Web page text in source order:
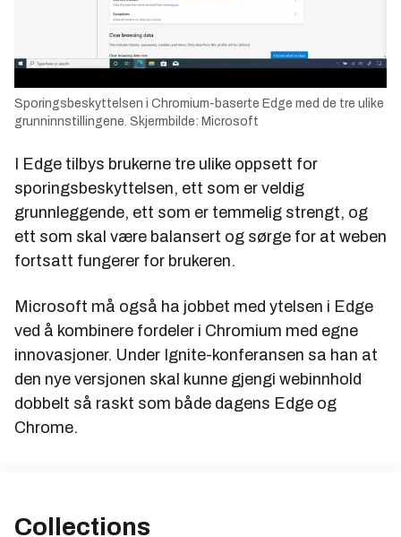
Sporingsbeskyttelsen i Chromium-baserte Edge med de tre ulike
grunninnstillingene. Skjermbilde: Microsoft
I Edge tilbys brukerne tre ulike oppsett for
sporingsbeskyttelsen, ett som er veldig
grunnleggende, ett som er temmelig strengt, og
ett som skal være balansert og sørge for at weben
fortsatt fungerer for brukeren.
Microsoft må også ha jobbet med ytelsen i Edge
ved å kombinere fordeler i Chromium med egne
innovasjoner. Under Ignite-konferansen sa han at
den nye versjonen skal kunne gjengi webinnhold
dobbelt så raskt som både dagens Edge og
Chrome.
Collections